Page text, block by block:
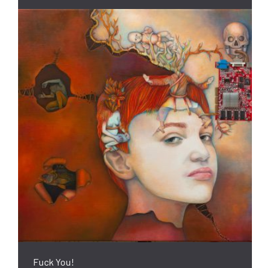
Fuck You!